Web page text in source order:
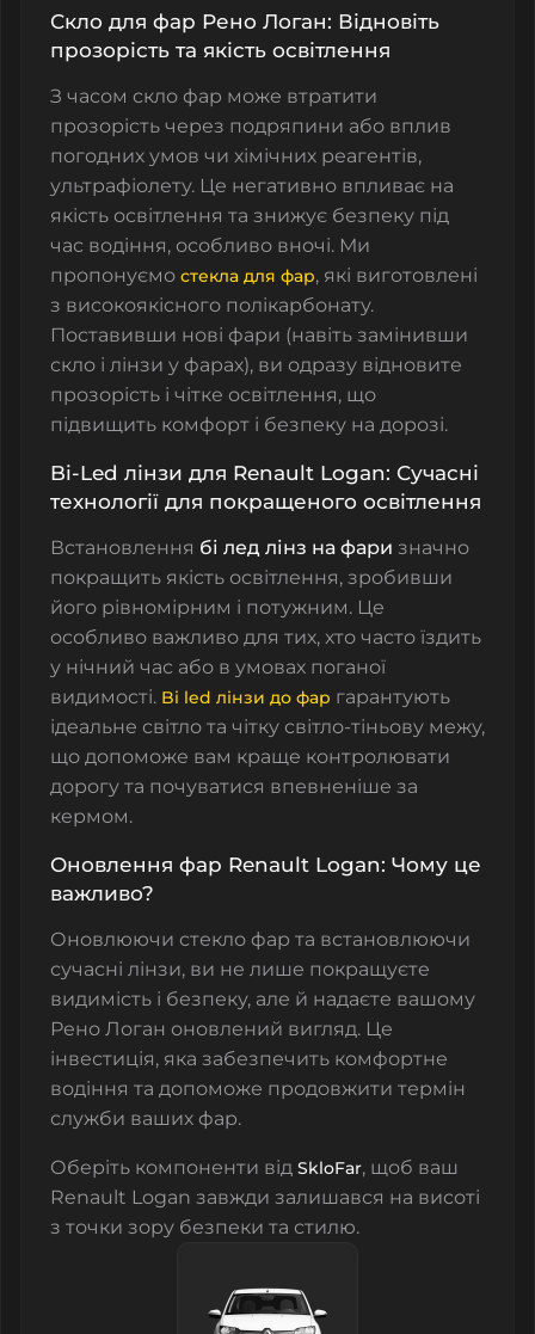
Скло для фар Рено Логан: Відновіть
прозорість та якість освітлення
З часом скло фар може втратити
прозорість через подряпини або вплив
погодних умов чи хімічних реагентів,
ультрафіолету. Це негативно впливає на
якість освітлення та знижує безпеку під
час водіння, особливо вночі. Ми
пропонуємо стекла для фар, які виготовлені
з високоякісного полікарбонату.
Поставивши нові фари (навіть замінивши
скло і лінзи у фарах), ви одразу відновите
прозорість і чітке освітлення, що
підвищить комфорт і безпеку на дорозі.
Bi-Led лінзи для Renault Logan: Сучасні
технології для покращеного освітлення
Встановлення бі лед лінз на фари значно
покращить якість освітлення, зробивши
його рівномірним і потужним. Це
особливо важливо для тих, хто часто їздить
у нічний час або в умовах поганої
видимості. Bi led лінзи до фар гарантують
ідеальне світло та чітку світло-тіньову межу,
що допоможе вам краще контролювати
дорогу та почуватися впевненіше за
кермом.
Оновлення фар Renault Logan: Чому це
важливо?
Оновлюючи стекло фар та встановлюючи
сучасні лінзи, ви не лише покращуєте
видимість і безпеку, але й надаєте вашому
Рено Логан оновлений вигляд. Це
інвестиція, яка забезпечить комфортне
водіння та допоможе продовжити термін
служби ваших фар.
Оберіть компоненти від SkloFar, щоб ваш
Renault Logan завжди залишався на висоті
з точки зору безпеки та стилю.